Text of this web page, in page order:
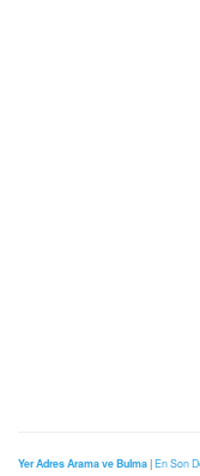
Yer Adres Arama ve Bulma|En Son